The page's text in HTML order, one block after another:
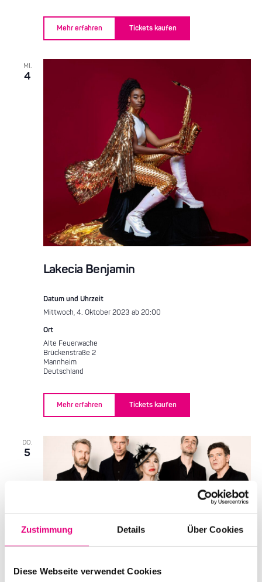
Zustimmung Details Über Cookies
Diese Webseite verwendet Cookies
Mehr erfahren Tickets kaufen
MI.
4
Lakecia Benjamin
Datum und Uhrzeit
Mittwoch, 4. Oktober 2023 ab 20:00
Ort
Alte Feuerwache
Brückenstraße 2
Mannheim
Deutschland
Mehr erfahren Tickets kaufen
DO.
5